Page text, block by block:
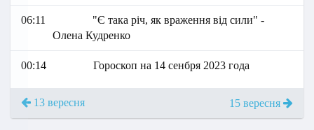
06:11
"Є така річ, як враження від сили" -
Олена Кудренко
00:14 Гороскоп на 14 сенбря 2023 года
13 вересня 15 вересня